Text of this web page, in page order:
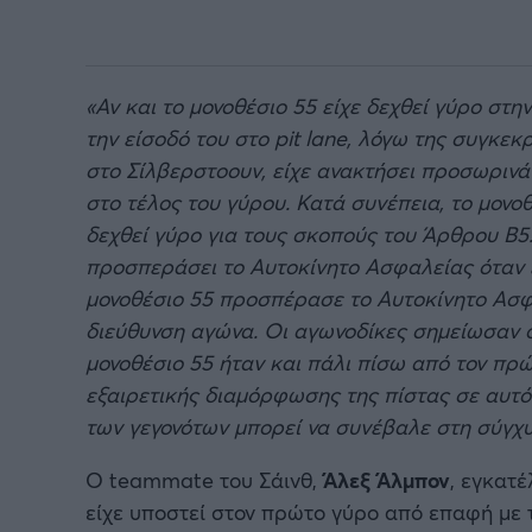
«Αν και το μονοθέσιο 55 είχε δεχθεί γύρο
την είσοδό του στο pit lane, λόγω της
στο Σίλβερστοουν, είχε ανακτήσει
στο τέλος του γύρου. Κατά συνέπεια, το
δεχθεί γύρο για τους σκοπούς του Άρθρου
προσπεράσει το Αυτοκίνητο Ασφαλείας
μονοθέσιο 55 προσπέρασε το Αυτοκίνητο
διεύθυνση αγώνα. Οι αγωνοδίκες
μονοθέσιο 55 ήταν και πάλι πίσω από τον
εξαιρετικής διαμόρφωσης της πίστας σε
των γεγονότων μπορεί να συνέβαλε στη
Ο teammate του Σάινθ,Άλεξ Άλμπον,
είχε υποστεί στον πρώτο γύρο από επαφή